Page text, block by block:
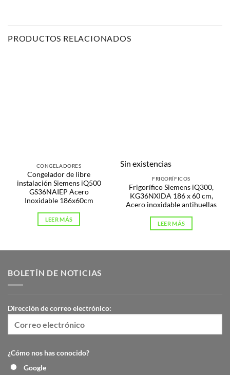
PRODUCTOS RELACIONADOS
CONGELADORES
Congelador de libre
instalación Siemens iQ500
GS36NAIEP Acero
Inoxidable 186x60cm
LEER MÁS
Sin existencias
FRIGORÍFICOS
Frigorífico Siemens iQ300,
KG36NXIDA 186 x 60 cm,
Acero inoxidable antihuellas
LEER MÁS
BOLETÍN DE NOTICIAS
Dirección de correo electrónico:
¿Cómo nos has conocido?
Google